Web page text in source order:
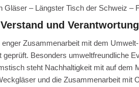
Gläser – Längster Tisch der Schweiz –
und Verantwortung
Zusammenarbeit mit dem
Besonders umweltfreundliche
steht Nachhaltigkeit mit auf dem
und die Zusammenarbeit mit